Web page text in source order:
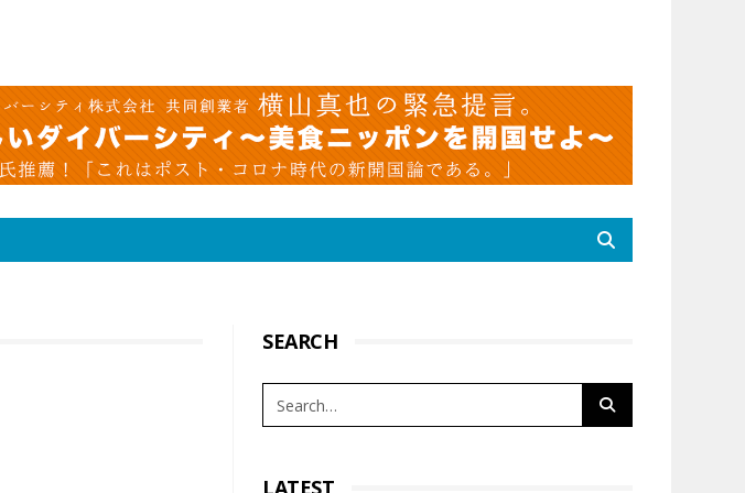
SEARCH
LATEST